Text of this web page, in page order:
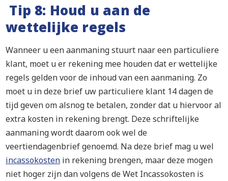
Tip 8: Houd u aan de
wettelijke regels
Wanneer u een aanmaning stuurt naar een particuliere
klant, moet u er rekening mee houden dat er wettelijke
regels gelden voor de inhoud van een aanmaning. Zo
moet u in deze brief uw particuliere klant 14 dagen de
tijd geven om alsnog te betalen, zonder dat u hiervoor al
extra kosten in rekening brengt. Deze schriftelijke
aanmaning wordt daarom ook wel de
veertiendagenbrief genoemd. Na deze brief mag u wel
incassokosten in rekening brengen, maar deze mogen
niet hoger zijn dan volgens de Wet Incassokosten is